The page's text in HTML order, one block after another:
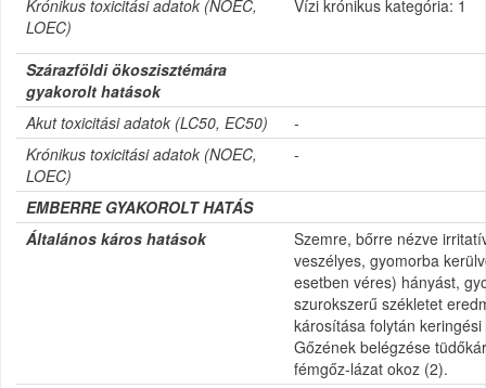
Krónikus toxicitási adatok (NOEC,
LOEC)
Vízi krónikus kategória: 1
Szárazföldi ökoszisztémára
gyakorolt hatások
Akut toxicitási adatok (LC50, EC50)
-
Krónikus toxicitási adatok (NOEC,
LOEC)
-
EMBERRE GYAKOROLT HATÁS
Általános káros hatások
Szemre, bőrre nézve
veszélyes, gyomorba
esetben véres) hányást,
szurokszerű székletet
károsítása folytán
Gőzének belégzése
fémgőz-lázat okoz (2).